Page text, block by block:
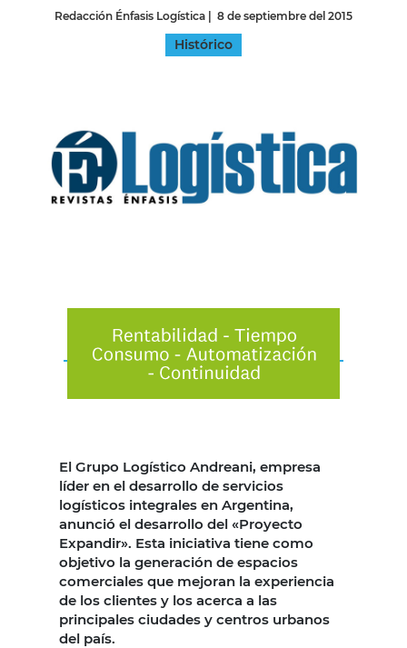
Redacción Énfasis Logística | 8 de septiembre del 2015
Histórico
El Grupo Logístico Andreani, empresa
líder en el desarrollo de servicios
logísticos integrales en Argentina,
anunció el desarrollo del «Proyecto
Expandir». Esta iniciativa tiene como
objetivo la generación de espacios
comerciales que mejoran la experiencia
de los clientes y los acerca a las
principales ciudades y centros urbanos
del país.